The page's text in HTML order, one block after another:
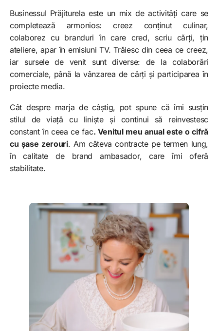
Businessul Prăjiturela este un mix de activități care se
completează armonios: creez conținut culinar,
colaborez cu branduri în care cred, scriu cărți, țin
ateliere, apar în emisiuni TV. Trăiesc din ceea ce creez,
iar sursele de venit sunt diverse: de la colaborări
comerciale, până la vânzarea de cărți și participarea în
proiecte media.
Cât despre marja de câștig, pot spune că îmi susțin
stilul de viață cu liniște și continui să reinvestesc
constant în ceea ce fac. Venitul meu anual este o cifră
cu șase zerouri. Am câteva contracte pe termen lung,
în calitate de brand ambasador, care îmi oferă
stabilitate.